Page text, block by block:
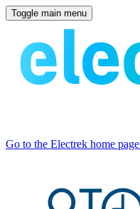
Toggle main menu
Go to the Electrek home page